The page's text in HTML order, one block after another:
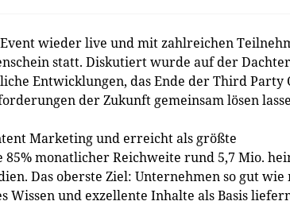
wieder live und mit zahlreichen
statt. Diskutiert wurde auf der
Entwicklungen, das Ende der Third Party
der Zukunft gemeinsam lösen
Marketing und erreicht als größte
monatlicher Reichweite rund 5,7 Mio.
Das oberste Ziel: Unternehmen so gut wie
und exzellente Inhalte als Basis